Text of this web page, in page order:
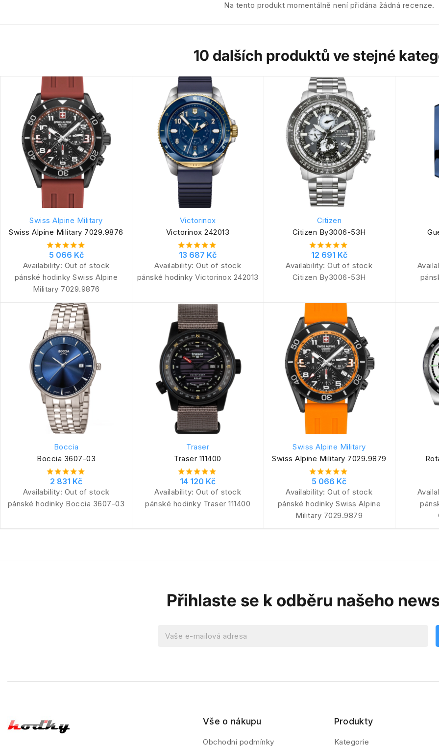
Na tento produkt momentálně není přidána žádná recenze.
10 dalších produktů ve stejné
Swiss Alpine Military
Swiss Alpine Military 7029.9876
5 066 Kč
Availability: Out of stock
pánské hodinky Swiss Alpine
Military 7029.9876
Victorinox
Victorinox 242013
13 687 Kč
Availability:Out of stock
pánské hodinky Victorinox 242013
Citizen
Citizen By3006-53H
12 691 Kč
Availability:Out of stock
Citizen By3006-53H
Boccia
Boccia 3607-03
2 831 Kč
Availability: Out of stock
pánské hodinky Boccia 3607-03
Traser
Traser 111400
14 120 Kč
Availability:Out of stock
pánské hodinky Traser 111400
Swiss Alpine Military
Swiss Alpine Military 7029.9879
5 066 Kč
Availability:Out of stock
pánské hodinky Swiss Alpine
Military 7029.9879
Přihlaste se k odběru našeho
Vše o nákupu
Obchodní podmínky
Produkty
Kategorie